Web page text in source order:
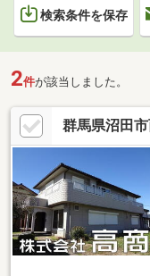
検索条件を保存
2件が該当しました。
群馬県沼田